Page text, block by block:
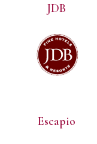
JDB
Escapio